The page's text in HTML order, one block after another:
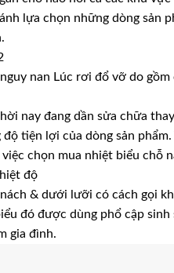
lựa chọn những dòng sản
nan Lúc rơi đổ vỡ do
nay đang dần sửa chữa
tiện lợi của dòng sản
chọn mua nhiệt biểu chỗ
độ
& dưới lưỡi có cách gọi
đó được dùng phổ cập
gia đình.